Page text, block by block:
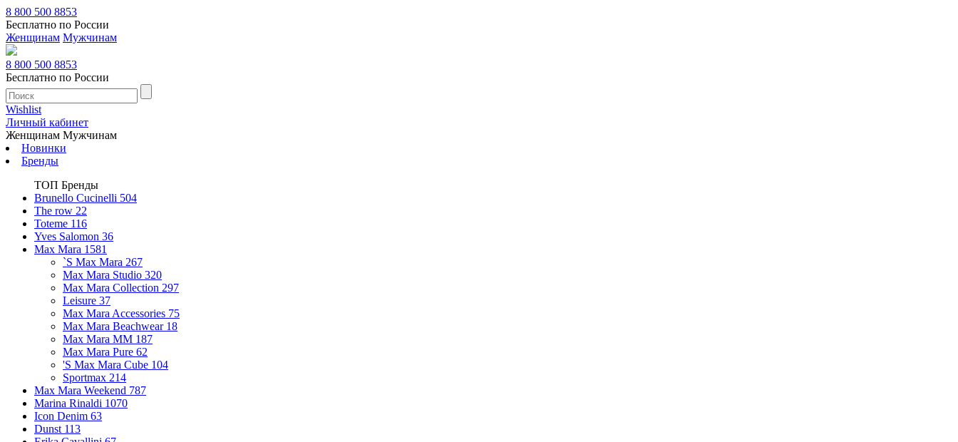
8 800 500 8853
Бесплатно по России
Женщинам Мужчинам
8 800 500 8853
Бесплатно по России
Wishlist
Личный кабинет
Женщинам Мужчинам
Новинки
Бренды
ТОП Бренды
Brunello Cucinelli 504
The row 22
Toteme 116
Yves Salomon 36
Max Mara 1581
`S Max Mara 267
Max Mara Studio 320
Max Mara Collection 297
Leisure 37
Max Mara Accessories 75
Max Mara Beachwear 18
Max Mara MM 187
Max Mara Pure 62
'S Max Mara Cube 104
Sportmax 214
Max Mara Weekend 787
Marina Rinaldi 1070
Icon Denim 63
Dunst 113